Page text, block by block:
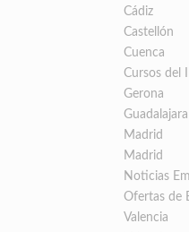
Cádiz
Castellón
Cuenca
Cursos del
Gerona
Guadalajara
Madrid
Madrid
Noticias
Ofertas de
Valencia